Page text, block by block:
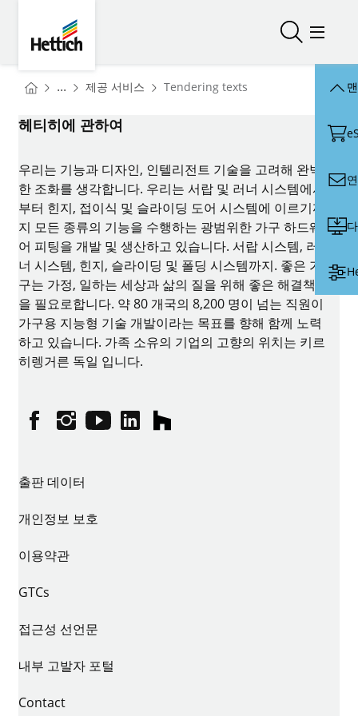
검색 열기/
메뉴
You are here:
Homepage
... 제공 서비스 Homepage
Tendering texts
헤티히에 관하여
우리는 기능과 디자인, 인텔리전트 기술을 고려해 완벽
한 조화를 생각합니다. 우리는 서랍 및 러너 시스템에서
부터 힌지, 접이식 및 슬라이딩 도어 시스템에 이르기까
지 모든 종류의 기능을 수행하는 광범위한 가구 하드웨
어 피팅을 개발 및 생산하고 있습니다. 서랍 시스템, 러
너 시스템, 힌지, 슬라이딩 및 폴딩 시스템까지. 좋은 가
구는 가정, 일하는 세상과 삶의 질을 위해 좋은 해결책
을 필요로합니다. 약 80 개국의 8,200 명이 넘는 직원이
가구용 지능형 기술 개발이라는 목표를 향해 함께 노력
하고 있습니다. 가족 소유의 기업의 고향의 위치는 키르
히렝거른 독일 입니다.
페이스북인스타그램
유튜브링크드인houzz
출판 데이터
개인정보 보호
이용약관
GTCs
접근성 선언문
내부 고발자 포털
Contact